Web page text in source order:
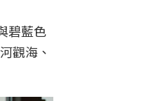
碧藍色
觀海、